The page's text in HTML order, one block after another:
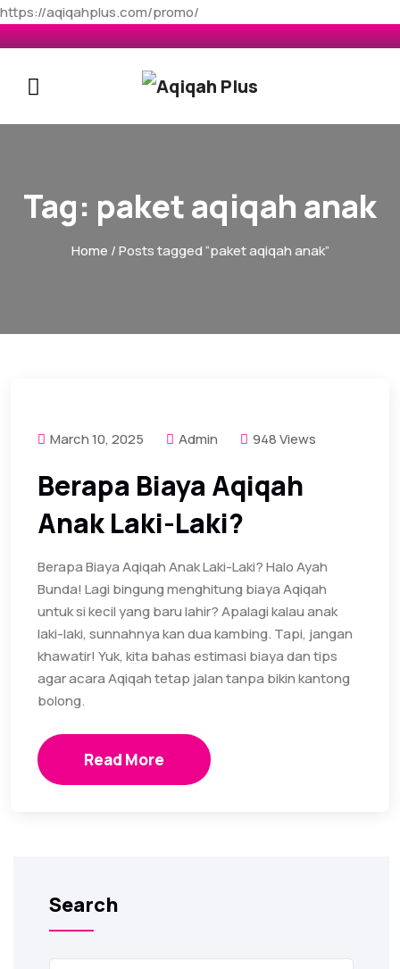
https://aqiqahplus.com/promo/
Tag: paket aqiqah anak
Home / Posts tagged “paket aqiqah anak”
March 10, 2025 Admin 948 Views
Berapa Biaya Aqiqah
Anak Laki-Laki?
Berapa Biaya Aqiqah Anak Laki-Laki? Halo Ayah
Bunda! Lagi bingung menghitung biaya Aqiqah
untuk si kecil yang baru lahir? Apalagi kalau anak
laki-laki, sunnahnya kan dua kambing. Tapi, jangan
khawatir! Yuk, kita bahas estimasi biaya dan tips
agar acara Aqiqah tetap jalan tanpa bikin kantong
bolong.
Read More
Search